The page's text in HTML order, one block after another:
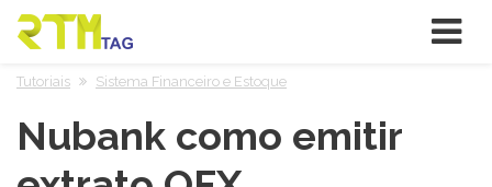
Tutoriais Sistema Financeiro e Estoque
Nubank como emitir